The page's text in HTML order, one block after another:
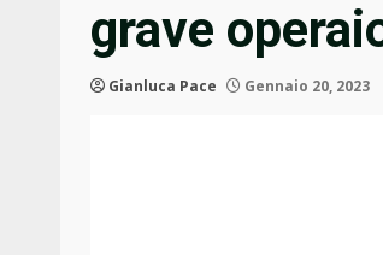
grave
Gianluca Pace Gennaio 20, 2023